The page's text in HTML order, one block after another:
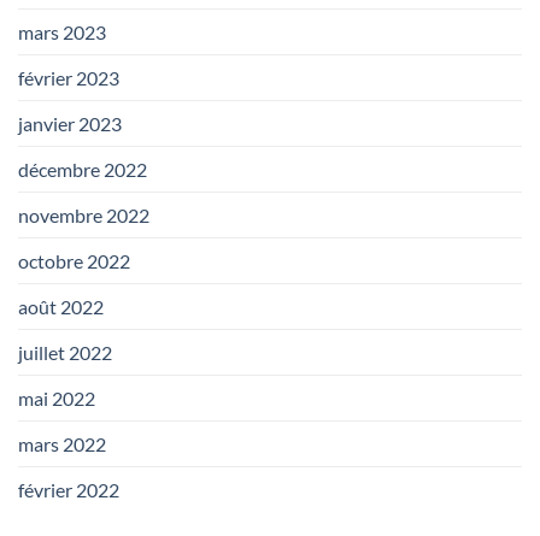
mars 2023
février 2023
janvier 2023
décembre 2022
novembre 2022
octobre 2022
août 2022
juillet 2022
mai 2022
mars 2022
février 2022